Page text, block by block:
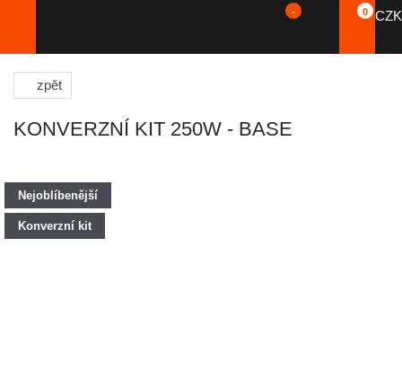
- 0 CZK
zpět
KONVERZNÍ KIT 250W - BASE
Nejoblíbenější
Konverzní kit